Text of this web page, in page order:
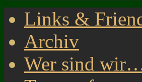
Links &
Archiv
Wer sind